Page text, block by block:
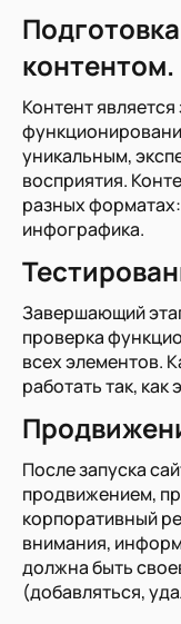
контентом.
Контент
уникальным,
восприятия.
разных
инфографика.
Завершающий
проверка
всех элементов.
работать так,
После запуска
продвижением,
корпоративный
внимания,
должна быть
(добавляться,